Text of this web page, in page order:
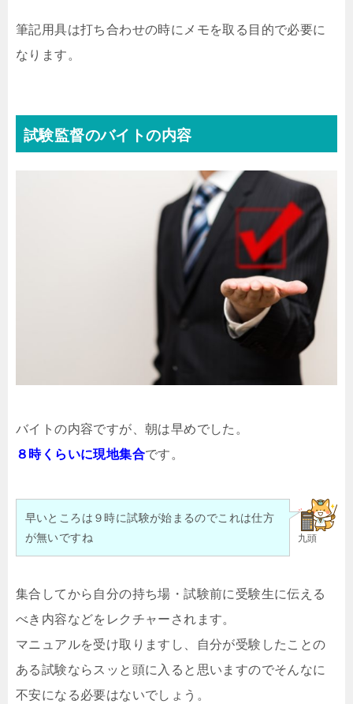
筆記用具は打ち合わせの時にメモを取る目的で必要に
なります。
試験監督のバイトの内容
バイトの内容ですが、朝は早めでした。
８時くらいに現地集合です。
九頭
早いところは９時に試験が始まるのでこれは仕方
が無いですね
集合してから自分の持ち場・試験前に受験生に伝える
べき内容などをレクチャーされます。
マニュアルを受け取りますし、自分が受験したことの
ある試験ならスッと頭に入ると思いますのでそんなに
不安になる必要はないでしょう。